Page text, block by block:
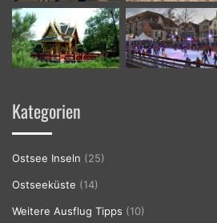
Kategorien
Ostsee Inseln (25)
Ostseeküste (14)
Weitere Ausflug Tipps (10)